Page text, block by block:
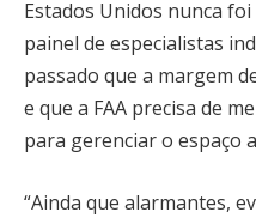
Estados Unidos nunca
painel de especialistas
passado que a margem
e que a FAA precisa de
para gerenciar o espaço
“Ainda que alarmantes,